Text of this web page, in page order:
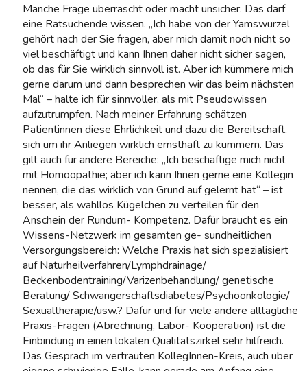
Manche Frage überrascht oder macht unsicher. Das darf
eine Ratsuchende wissen. „Ich habe von der Yamswurzel
gehört nach der Sie fragen, aber mich damit noch nicht so
viel beschäftigt und kann Ihnen daher nicht sicher sagen,
ob das für Sie wirklich sinnvoll ist. Aber ich kümmere mich
gerne darum und dann besprechen wir das beim nächsten
Mal“ – halte ich für sinnvoller, als mit Pseudowissen
aufzutrumpfen. Nach meiner Erfahrung schätzen
Patientinnen diese Ehrlichkeit und dazu die Bereitschaft,
sich um ihr Anliegen wirklich ernsthaft zu kümmern. Das
gilt auch für andere Bereiche: „Ich beschäftige mich nicht
mit Homöopathie; aber ich kann Ihnen gerne eine Kollegin
nennen, die das wirklich von Grund auf gelernt hat“ – ist
besser, als wahllos Kügelchen zu verteilen für den
Anschein der Rundum- Kompetenz. Dafür braucht es ein
Wissens-Netzwerk im gesamten ge- sundheitlichen
Versorgungsbereich: Welche Praxis hat sich spezialisiert
auf Naturheilverfahren/Lymphdrainage/
Beckenbodentraining/Varizenbehandlung/ genetische
Beratung/ Schwangerschaftsdiabetes/Psychoonkologie/
Sexualtherapie/usw.? Dafür und für viele andere alltägliche
Praxis-Fragen (Abrechnung, Labor- Kooperation) ist die
Einbindung in einen lokalen Qualitätszirkel sehr hilfreich.
Das Gespräch im vertrauten KollegInnen-Kreis, auch über